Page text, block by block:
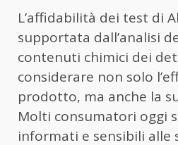
L’affidabilità dei test di
supportata dall’analisi
contenuti chimici dei
considerare non solo
prodotto, ma anche la
Molti consumatori oggi
informati e sensibili alle